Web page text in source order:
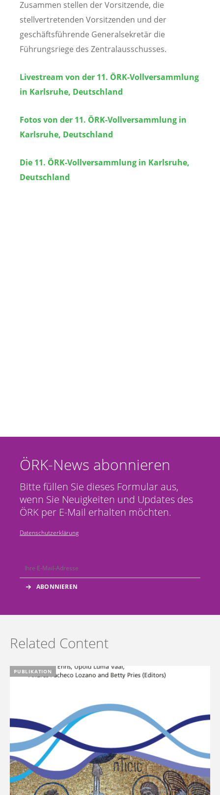
Zusammen stellen der Vorsitzende, die
stellvertretenden Vorsitzenden und der
geschäftsführende Generalsekretär die
Führungsriege des Zentralausschusses.
Livestream von der 11. ÖRK-Vollversammlung
in Karlsruhe, Deutschland
Fotos von der 11. ÖRK-Vollversammlung in
Karlsruhe, Deutschland
Die 11. ÖRK-Vollversammlung in Karlsruhe,
Deutschland
ÖRK-News abonnieren
Bitte füllen Sie dieses Formular aus,
wenn Sie Neuigkeiten und Updates des
ÖRK per E-Mail erhalten möchten.
Datenschutzerklärung
Related Content
PUBLIKATION